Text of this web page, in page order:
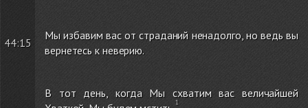
44:15
Мы избавим вас от страданий ненадолго, но ведь вы
вернетесь к неверию.
В тот день, когда Мы схватим вас величайшей